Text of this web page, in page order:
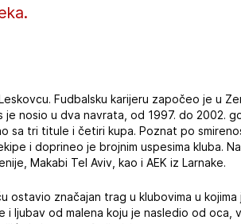
Fudbalsku karijeru započeo je u
nosio u dva navrata, od 1997. do 2002.
sa tri titule i četiri kupa. Poznat po
i doprineo je brojnim uspesima kluba.
Makabi Tel Aviv, kao i AEK iz Larnake.
ostavio značajan trag u klubovima u
ljubav od malena koju je nasledio od oca,